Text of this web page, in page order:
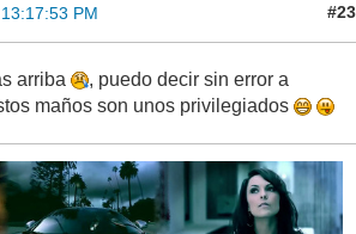
PM #23
arriba
, puedo decir sin error a
maños son unos privilegiados